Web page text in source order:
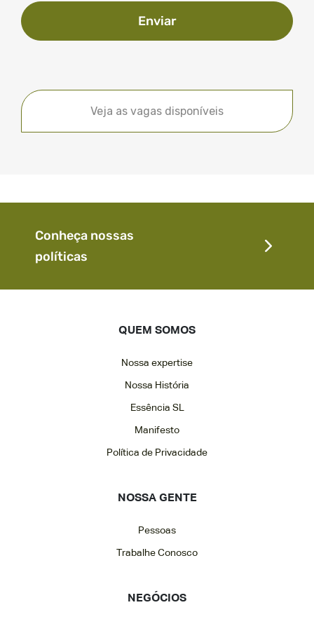
Enviar
Veja as vagas disponíveis
Conheça nossas
políticas
QUEM SOMOS
Nossa expertise
Nossa História
Essência SL
Manifesto
Política de Privacidade
NOSSA GENTE
Pessoas
Trabalhe Conosco
NEGÓCIOS